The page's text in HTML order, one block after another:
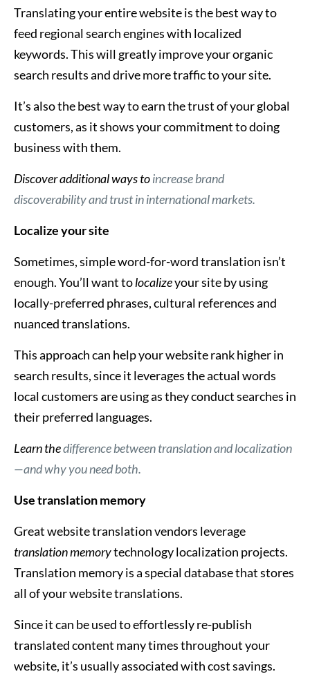
Translating your entire website is the best way to
feed regional search engines with localized
keywords. This will greatly improve your organic
search results and drive more traffic to your site.
It’s also the best way to earn the trust of your global
customers, as it shows your commitment to doing
business with them.
Discover additional ways toincrease brand
discoverability and trust in international markets.
Localize your site
Sometimes, simple word-for-word translation isn’t
enough. You’ll want tolocalizeyour site by using
locally-preferred phrases, cultural references and
nuanced translations.
This approach can help your website rank higher in
search results, since it leverages the actual words
local customers are using as they conduct searches in
their preferred languages.
Learn thedifference between translation and localization
—and why you need both.
Use translation memory
Great website translation vendors leverage
translation memorytechnology localization projects.
Translation memory is a special database that stores
all of your website translations.
Since it can be used to effortlessly re-publish
translated content many times throughout your
website, it’s usually associated with cost savings.